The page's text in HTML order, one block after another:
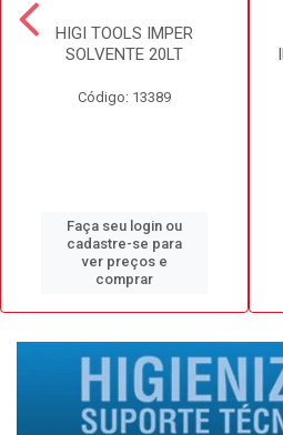
HIGI TOOLS IMPER
SOLVENTE 20LT
Código: 13389
Faça seu login ou
cadastre-se para
ver preços e
comprar